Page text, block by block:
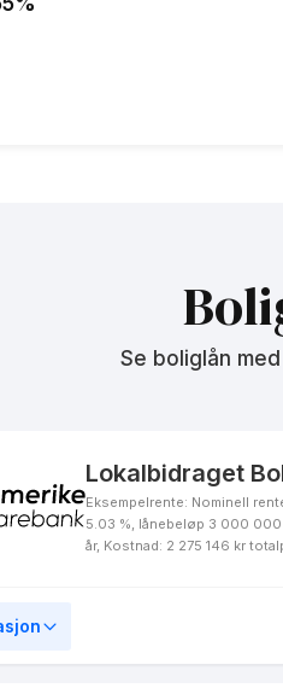
innenfor 75 %
innenfor 85 %
Se boliglån
Lokalbidraget
Eksempelrente: Nominell
5.03 %, lånebeløp 3 000
år, Kostnad: 2 275 146 kr